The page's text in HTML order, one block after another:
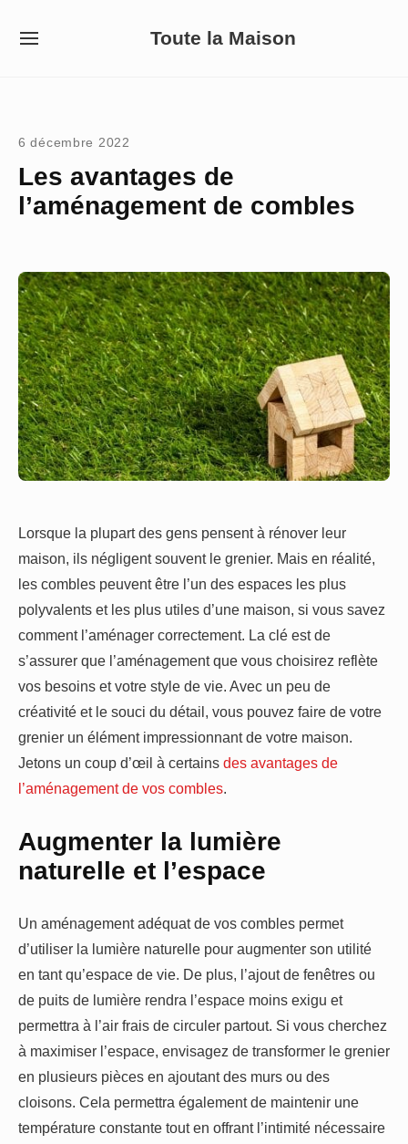
Toute la Maison
SITE
6 décembre 2022
Les avantages de
l’aménagement de combles
Lorsque la plupart des gens pensent à rénover leur
maison, ils négligent souvent le grenier. Mais en réalité,
les combles peuvent être l’un des espaces les plus
polyvalents et les plus utiles d’une maison, si vous savez
comment l’aménager correctement. La clé est de
s’assurer que l’aménagement que vous choisirez reflète
vos besoins et votre style de vie. Avec un peu de
créativité et le souci du détail, vous pouvez faire de votre
grenier un élément impressionnant de votre maison.
Jetons un coup d’œil à certains des avantages de
l’aménagement de vos combles.
Augmenter la lumière
naturelle et l’espace
Un aménagement adéquat de vos combles permet
d’utiliser la lumière naturelle pour augmenter son utilité
en tant qu’espace de vie. De plus, l’ajout de fenêtres ou
de puits de lumière rendra l’espace moins exigu et
permettra à l’air frais de circuler partout. Si vous cherchez
à maximiser l’espace, envisagez de transformer le grenier
en plusieurs pièces en ajoutant des murs ou des
cloisons. Cela permettra également de maintenir une
température constante tout en offrant l’intimité nécessaire